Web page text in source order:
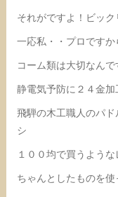
それがですよ！ビック
一応私・・プロですか
コーム類は大切なんで
静電気予防に２４金加
飛騨の木工職人のパ
シ
１００均で買うよう
ちゃんとしたものを使